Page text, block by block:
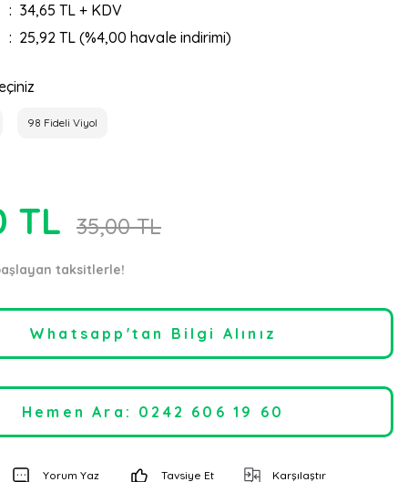
34,65 TL + KDV
25,92 TL (%4,00 havale indirimi)
98 Fideli Viyol
TL 35,00 TL
taksitlerle!
Whatsapp'tan Bilgi Alınız
Hemen Ara: 0242 606 19 60
Yorum Yaz Tavsiye Et Karşılaştır